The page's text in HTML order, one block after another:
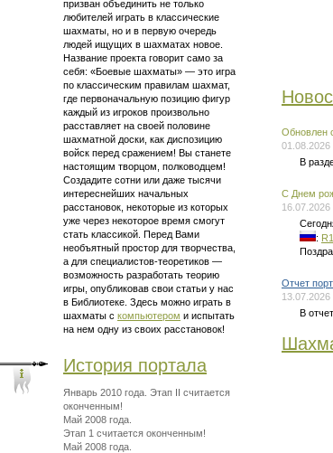
призван объединить не только
любителей играть в классические
шахматы, но и в первую очередь
людей ищущих в шахматах новое.
Название проекта говорит само за
себя: «Боевые шахматы» — это игра
по классическим правилам шахмат,
где первоначальную позицию фигур
каждый из игроков произвольно
расставляет на своей половине
шахматной доски, как диспозицию
войск перед сражением! Вы станете
настоящим творцом, полководцем!
Создадите сотни или даже тысячи
интереснейших начальных
расстановок, некоторые из которых
уже через некоторое время смогут
стать классикой. Перед Вами
необъятный простор для творчества,
а для специалистов-теоретиков —
возможность разработать теорию
игры, опубликовав свои статьи у нас
в Библиотеке. Здесь можно играть в
шахматы с компьютером и испытать
на нем одну из своих расстановок!
История портала
Январь 2010 года. Этап II считается
оконченным!
Май 2008 года.
Этап 1 считается оконченным!
Май 2008 года.
Обновлен
01.08.2026
В
C Днем
16.07.2026
:
Отчет
13.07.2026
В